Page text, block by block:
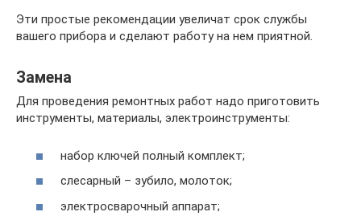
Эти простые рекомендации увеличат срок службы
вашего прибора и сделают работу на нем приятной.
Замена
Для проведения ремонтных работ надо приготовить
инструменты, материалы, электроинструменты:
набор ключей полный комплект;
слесарный – зубило, молоток;
электросварочный аппарат;